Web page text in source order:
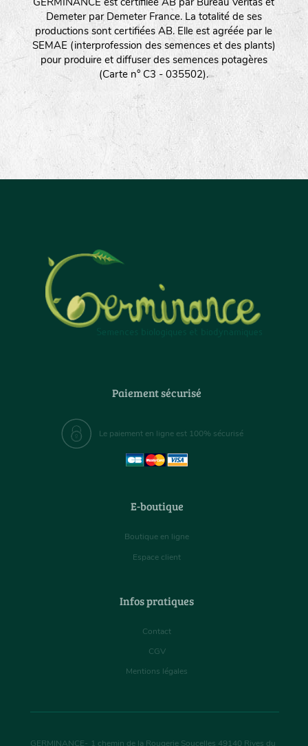
Demeter par Demeter France. La totalité de ses
productions sont certifiées AB. Elle est agréée par le
SEMAE (interprofession des semences et des plants)
pour produire et diffuser des semences potagères
(Carte n° C3 - 035502).
Paiement sécurisé
Le paiement en ligne est 100% sécurisé
E-boutique
Boutique en ligne
Espace client
Infos pratiques
Contact
CGV
Mentions légales
GERMINANCE- 1 chemin de la Rougerie Soucelles 49140 Rives du